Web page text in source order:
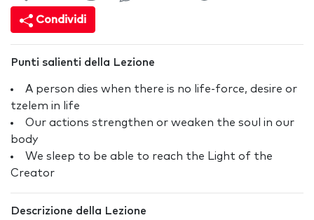
Condividi
Punti salienti della Lezione
A person dies when there is no life-force, desire or
tzelem in life
Our actions strengthen or weaken the soul in our
body
We sleep to be able to reach the Light of the
Creator
Descrizione della Lezione